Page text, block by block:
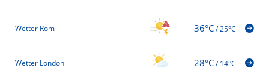
Wetter Rom 36°C/25°C
Wetter London 28°C/14°C